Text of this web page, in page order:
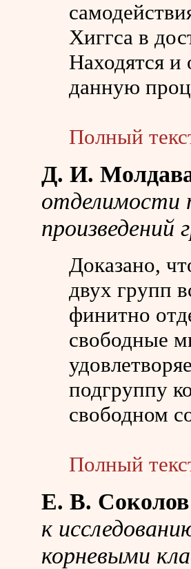
Хиггса в
Находятся
данную
Полный
Д. И.
отделимости
произведений
Доказано,
двух групп
финитно
свободные
подгруппу
свободном
Полный
Е. В. Соколов
к
корневыми